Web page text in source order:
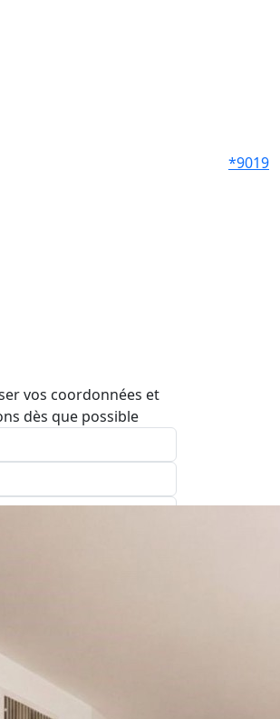
*9019
vos coordonnées et
dès que possible